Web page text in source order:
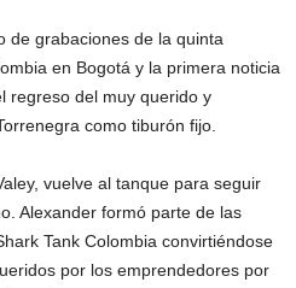
de grabaciones de la quinta
en Bogotá y la primera noticia
regreso del muy querido y
como tiburón fijo.
vuelve al tanque para seguir
Alexander formó parte de las
Tank Colombia convirtiéndose
por los emprendedores por